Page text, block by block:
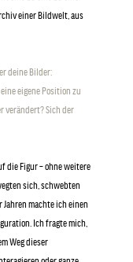
einer Bildwelt, aus
deine Bilder:
eigene Position zu
verändert? Sich der
die Figur – ohne weitere
sich, schwebten
Jahren machte ich einen
Ich fragte mich,
Weg dieser